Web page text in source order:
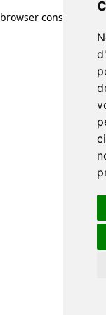
browser console for